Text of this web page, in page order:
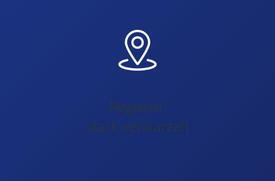
Regional
stark verwurzelt